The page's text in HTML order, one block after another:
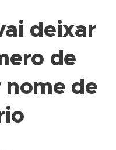
deixar
de
de